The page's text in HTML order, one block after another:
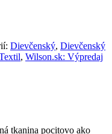
Dievčenský, Dievčenský
, Wilson.sk: Výpredaj
tkanina pocitovo ako